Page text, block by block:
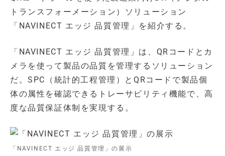
トランスフォーメーション）ソリューション
「NAVINECT エッジ 品質管理」を紹介する。
「NAVINECT エッジ 品質管理」は、QRコードとカ
メラを使って製品の品質を管理するソリューション
だ。SPC（統計的工程管理）とQRコードで製品個
体の属性を確認できるトレーサビリティ機能で、高
度な品質保証体制を実現する。
「NAVINECT エッジ 品質管理」の展示